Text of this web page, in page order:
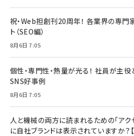
祝・Web担創刊20周年！ 各業界の専門
ト（SEO編）
8月6日 7:05
個性・専門性・熱量が光る！ 社員が主
SNS好事例
8月6日 7:05
人と機械の両方に読まれるための「アク
に自社ブランドは表示されていますか？